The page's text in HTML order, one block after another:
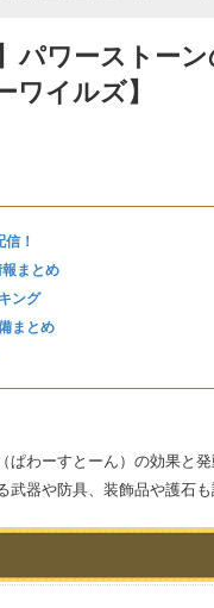
パワーストー
ワイルズ】
！
まとめ
ング
まとめ
ぱわーすとーん）の効果と
器や防具、装飾品や護石も